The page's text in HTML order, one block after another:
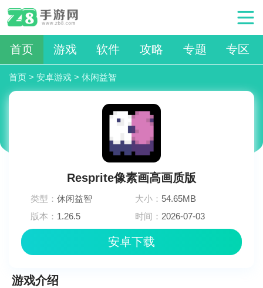
首页 游戏 软件 攻略 专题 专区
首页 > 安卓游戏 > 休闲益智
Resprite像素画高画质版
类型：休闲益智 大小： 54.65MB
版本： 1.26.5 时间： 2026-07-03
安卓下载
游戏介绍